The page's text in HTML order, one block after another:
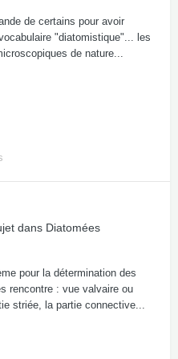
de certains pour avoir
"diatomistique"... les
de nature...
dans Diatomées
pour la détermination des
rencontre : vue valvaire ou
striée, la partie connective...